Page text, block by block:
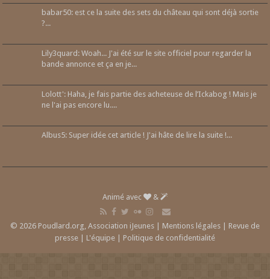
babar50: est ce la suite des sets du château qui sont déjà sortie
?...
Lily3quard: Woah... J'ai été sur le site officiel pour regarder la
bande annonce et ça en je...
Lolott': Haha, je fais partie des acheteuse de l’Ickabog ! Mais je
ne l'ai pas encore lu....
Albus5: Super idée cet article ! J'ai hâte de lire la suite !...
Animé avec &
© 2026 Poudlard.org, Association iJeunes | Mentions légales
Revue de
presse
L'équipe Politique de confidentialité